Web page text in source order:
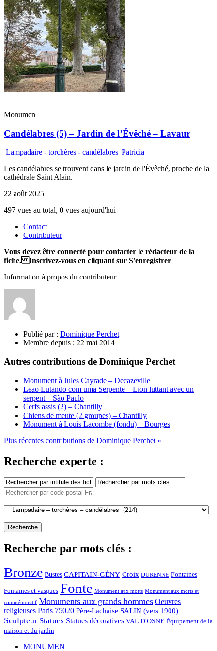
Monumen
Candélabres (5) – Jardin de l’Évêché – Lavaur
Lampadaire - torchères - candélabres| Patricia
Les candélabres se trouvent dans le jardin de l'Évêché, proche de la
cathédrale Saint Alain.
22 août 2025
497 vues au total, 0 vues aujourd'hui
Contact
Contributeur
Vous devez être connecté pour contacter le rédacteur de la
fiche. Inscrivez-vous en cliquant sur S'enregistrer
Information à propos du contributeur
Publié par : Dominique Perchet
Membre depuis : 22 mai 2014
Autres contributions de Dominique Perchet
Monument à Jules Cayrade – Decazeville
Leão Lutando com uma Serpente – Lion luttant avec un
serpent – São Paulo
Cerfs assis (2) – Chantilly
Chiens de meute (2 groupes) – Chantilly
Monument à Louis Lacombe (fondu) – Bourges
Plus récentes contributions de Dominique Perchet »
Recherche experte :
Recherche par mots clés :
Bronze Bustes CAPITAIN-GÉNY Croix DURENNE Fontaines
Fontaines et vasques Fonte Monument aux morts Monument aux morts et
commémoratif Monuments aux grands hommes Oeuvres
religieuses Paris 75020 Père-Lachaise SALIN (vers 1900)
Sculpteur Statues Statues décoratives VAL D'OSNE Équipement de la
maison et du jardin
MONUMEN